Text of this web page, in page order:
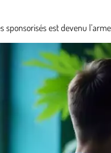
sponsorisés est devenu